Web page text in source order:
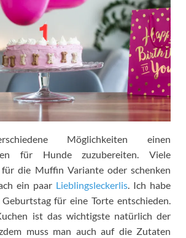
Möglichkeiten einen
für Hunde zuzubereiten. Viele
für die Muffin Variante oder schenken
ein paar Lieblingsleckerlis. Ich habe
für eine Torte entschieden.
ist das wichtigste natürlich der
muss man auch auf die Zutaten